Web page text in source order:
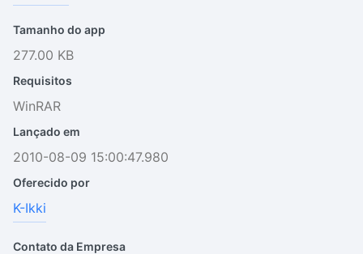
Tamanho do app
277.00 KB
Requisitos
WinRAR
Lançado em
2010-08-09 15:00:47.980
Oferecido por
K-Ikki
Contato da Empresa